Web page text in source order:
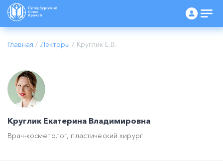
Главная / Лекторы / Круглик Е.В.
Круглик Екатерина Владимировна
Врач-косметолог, пластический хирург